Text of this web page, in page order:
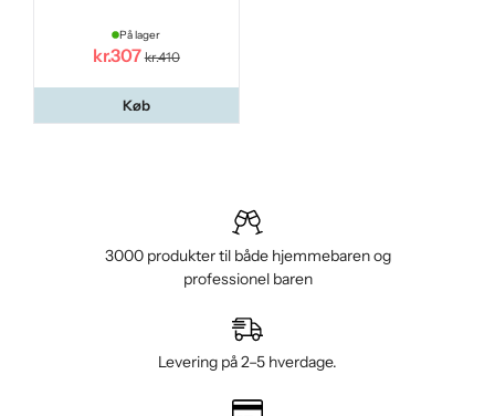
På lager
kr.307 kr.410
Køb
3000 produkter til både hjemmebaren og
professionel baren
Levering på 2–5 hverdage.